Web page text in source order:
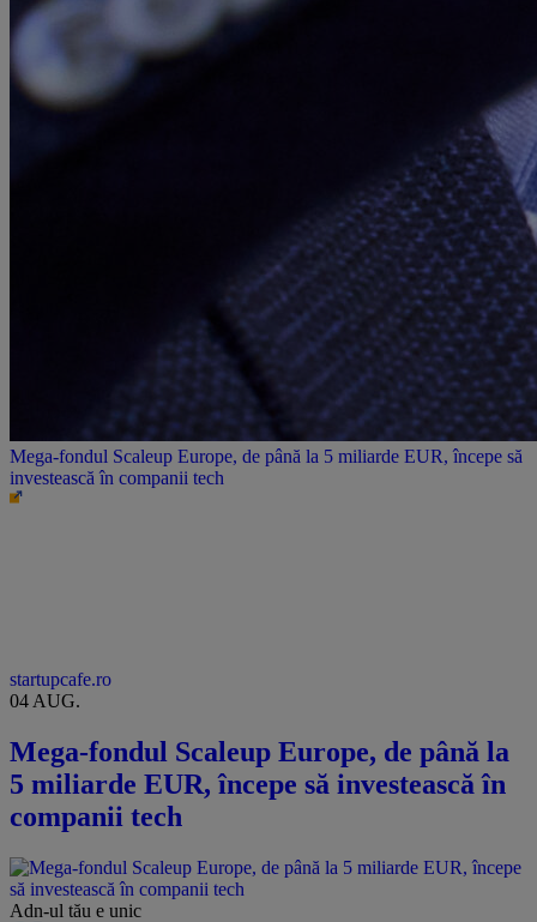
Mega-fondul Scaleup Europe, de până la 5 miliarde EUR, începe să
investească în companii tech
startupcafe.ro
04 AUG.
Mega-fondul Scaleup Europe, de până la
5 miliarde EUR, începe să investească în
companii tech
Adn-ul tău e unic